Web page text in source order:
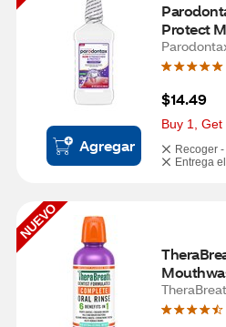
Agregar
Protect
$14.49
Buy 1,
Recoger -
Entrega
NUEVO
OZ